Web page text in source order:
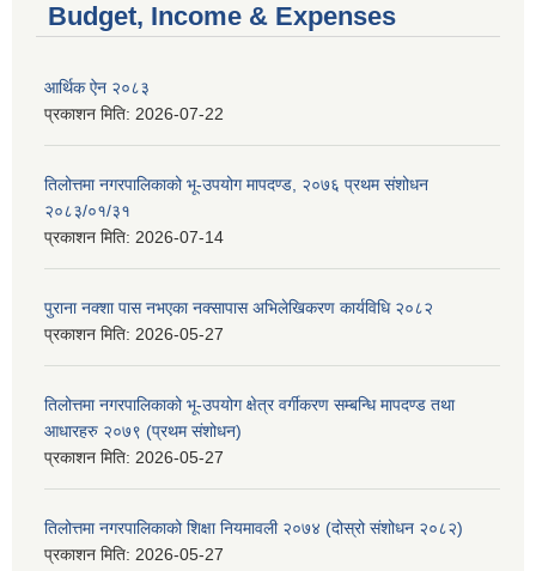
Budget, Income & Expenses
आर्थिक ऐन २०८३
प्रकाशन मिति: 2026-07-22
तिलोत्तमा नगरपालिकाको भू-उपयोग मापदण्ड, २०७६ प्रथम संशोधन
२०८३/०१/३१
प्रकाशन मिति: 2026-07-14
पुराना नक्शा पास नभएका नक्सापास अभिलेखिकरण कार्यविधि २०८२
प्रकाशन मिति: 2026-05-27
तिलोत्तमा नगरपालिकाको भू-उपयोग क्षेत्र वर्गीकरण सम्बन्धि मापदण्ड तथा
आधारहरु २०७९ (प्रथम संशोधन)
प्रकाशन मिति: 2026-05-27
तिलोत्तमा नगरपालिकाको शिक्षा नियमावली २०७४ (दोस्रो संशोधन २०८२)
प्रकाशन मिति: 2026-05-27